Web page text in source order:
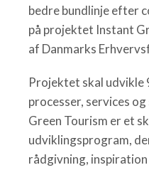
bedre bundlinje efter
på projektet Instant
af Danmarks
Projektet skal udvikle
processer, services
Green Tourism er et
udviklingsprogram,
rådgivning,